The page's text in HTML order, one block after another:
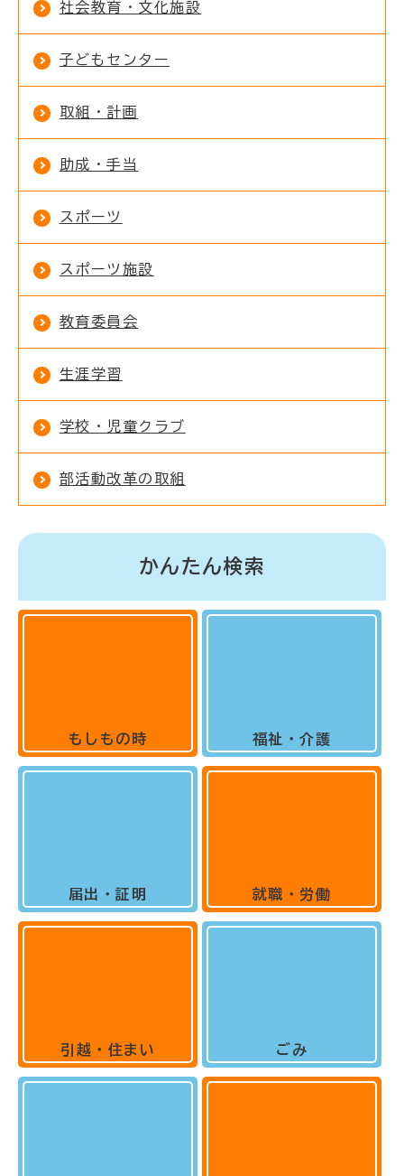
社会教育・文化施設
子どもセンター
取組・計画
助成・手当
スポーツ
スポーツ施設
教育委員会
生涯学習
学校・児童クラブ
部活動改革の取組
かんたん検索
もしもの時
届出・証明
引越・住まい
福祉・介護
就職・労働
ごみ